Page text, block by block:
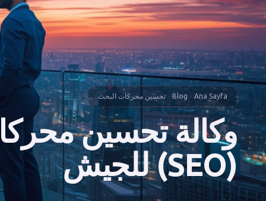
Ana Sayfa
Blog تحسين محركات البحث
وكالة تحسين
(SEO) للجيش